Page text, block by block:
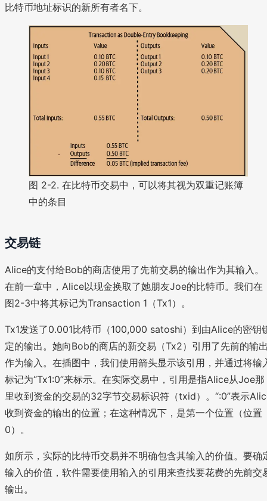
比特币地址标识的新所有者名下。
图 2-2. 在比特币交易中，可以将其视为双重记账簿
中的条目
交易链
Alice的支付给Bob的商店使用了先前交易的输出作为其输入。
在前一章中，Alice以现金换取了她朋友Joe的比特币。我们在
图2-3中将其标记为Transaction 1（Tx1）。
Tx1发送了0.001比特币（100,000 satoshi）到由Alice的密钥
定的输出。她向Bob的商店的新交易（Tx2）引用了先前的输
作为输入。在插图中，我们使用箭头显示该引用，并通过将输
标记为“Tx1:0”来标示。在实际交易中，引用是指Alice从Joe那
里收到资金的交易的32字节交易标识符（txid）。“:0”表示
收到资金的输出的位置；在这种情况下，是第一个位置（位置
0）。
如所示，实际的比特币交易并不明确包含其输入的价值。要确
输入的价值，软件需要使用输入的引用来查找要花费的先前交
输出。